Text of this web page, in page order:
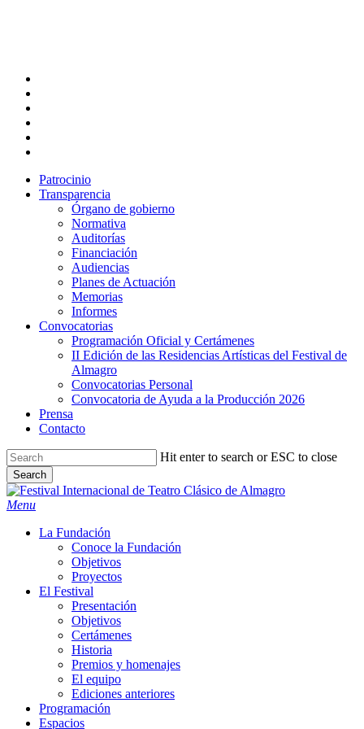
Patrocinio
Transparencia
Órgano de gobierno
Normativa
Auditorías
Financiación
Audiencias
Planes de Actuación
Memorias
Informes
Convocatorias
Programación Oficial y Certámenes
II Edición de las Residencias Artísticas del Festival de
Almagro
Convocatorias Personal
Convocatoria de Ayuda a la Producción 2026
Prensa
Contacto
Hit enter to search or ESC to close
Search
Close
Search
search
Menu
La Fundación
Conoce la Fundación
Objetivos
Proyectos
El Festival
Presentación
Objetivos
Certámenes
Historia
Premios y homenajes
El equipo
Ediciones anteriores
Programación
Espacios